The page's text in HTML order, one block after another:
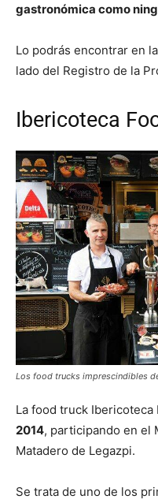
gastronómica como
Lo podrás encontrar en
lado del Registro de la
Ibericoteca
Los food trucks imprescindibles
La food truck Ibericoteca
2014, participando en el
Matadero de Legazpi.
Se trata de uno de los